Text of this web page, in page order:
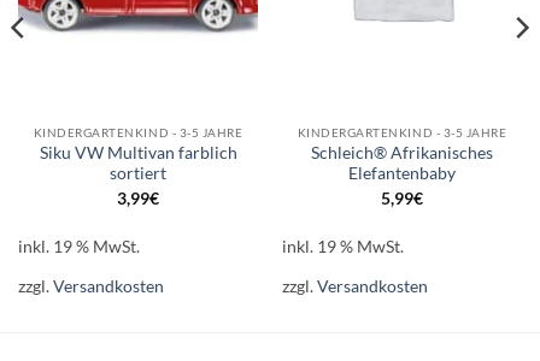
KINDERGARTENKIND - 3-5 JAHRE
Siku VW Multivan farblich
sortiert
3,99€
inkl. 19 % MwSt.
zzgl.Versandkosten
KINDERGARTENKIND - 3-5 JAHRE
Schleich® Afrikanisches
Elefantenbaby
5,99€
inkl. 19 % MwSt.
zzgl.Versandkosten